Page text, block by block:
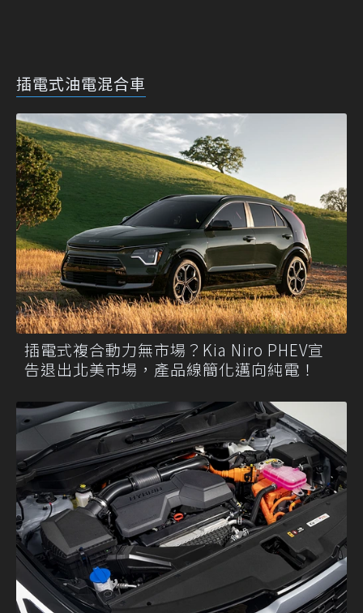
插電式油電混合車
插電式複合動力無市場？Kia Niro PHEV宣
告退出北美市場，產品線簡化邁向純電！